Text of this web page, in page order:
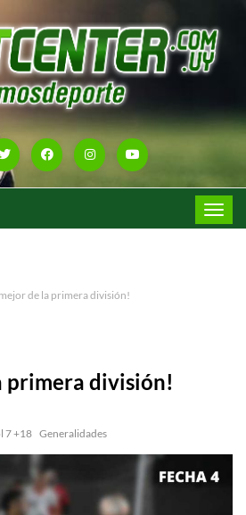
Toggle
mejor de la primera división!
primera división!
7 +18 Generalidades